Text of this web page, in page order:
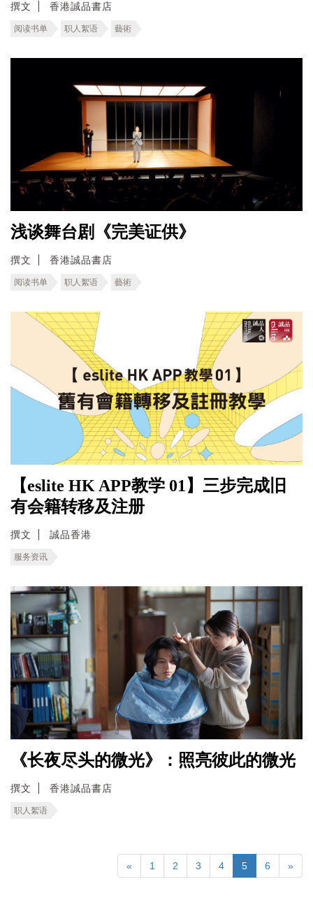
撰文 香港誠品書店
阅读书单 职人絮语 藝術
浅谈舞台剧《完美证供》
撰文 香港誠品書店
阅读书单 职人絮语 藝術
【eslite HK APP教学 01】三步完成旧
有会籍转移及注册
撰文 誠品香港
服务资讯
《长夜尽头的微光》：照亮彼此的微光
撰文 香港誠品書店
职人絮语
« 1 2 3 4 5 6 »